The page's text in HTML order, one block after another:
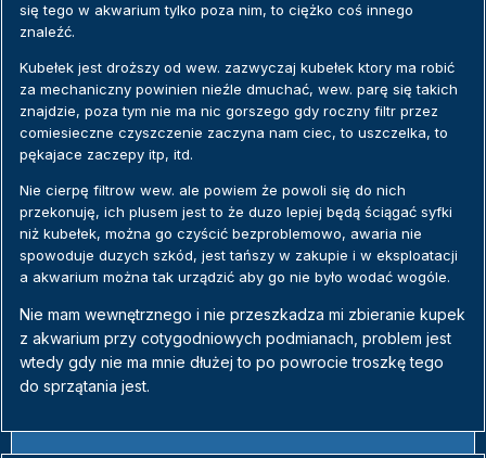
się tego w akwarium tylko poza nim, to ciężko coś innego
znaleźć.
Kubełek jest droższy od wew. zazwyczaj kubełek ktory ma robić
za mechaniczny powinien nieźle dmuchać, wew. parę się takich
znajdzie, poza tym nie ma nic gorszego gdy roczny filtr przez
comiesieczne czyszczenie zaczyna nam ciec, to uszczelka, to
pękajace zaczepy itp, itd.
Nie cierpę filtrow wew. ale powiem że powoli się do nich
przekonuję, ich plusem jest to że duzo lepiej będą ściągać syfki
niż kubełek, można go czyścić bezproblemowo, awaria nie
spowoduje duzych szkód, jest tańszy w zakupie i w eksploatacji
a akwarium można tak urządzić aby go nie było wodać wogóle.
Nie mam wewnętrznego i nie przeszkadza mi zbieranie kupek
z akwarium przy cotygodniowych podmianach, problem jest
wtedy gdy nie ma mnie dłużej to po powrocie troszkę tego
do sprzątania jest.